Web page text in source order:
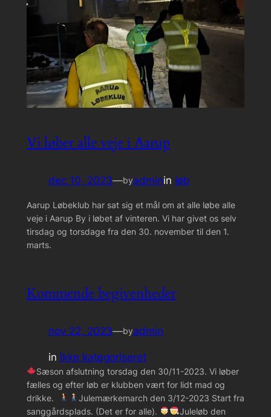
Vi løber alle veje i Aarup
dec 10, 2023—byadminin løb
Aarup Løbeklub har sat sig et mål om at alle løbe alle
veje i Aarup By i løbet af vinteren. Vi har givet os selv
tirsdag og torsdage fra den 30. november til den 1.
marts.
Kommende begivenheder
nov 22, 2023—byadmin
in Ikke kategoriseret
Sæson afslutning torsdag den 30/11-2023. Vi løber
fælles og efter løb er klubben vært for lidt mad og
drikke.
Julemærkemarch den 3/12-2023 Start fra
sanggårdsplads. (Det er for alle).
Juleløb den